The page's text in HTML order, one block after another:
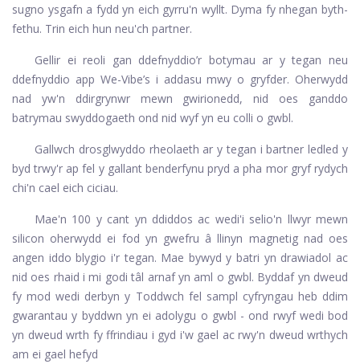
sugno ysgafn a fydd yn eich gyrru'n wyllt. Dyma fy nhegan byth-
fethu. Trin eich hun neu'ch partner.
Gellir ei reoli gan ddefnyddio’r botymau ar y tegan neu
ddefnyddio app We-Vibe’s i addasu mwy o gryfder. Oherwydd
nad yw'n ddirgrynwr mewn gwirionedd, nid oes ganddo
batrymau swyddogaeth ond nid wyf yn eu colli o gwbl.
Gallwch drosglwyddo rheolaeth ar y tegan i bartner ledled y
byd trwy'r ap fel y gallant benderfynu pryd a pha mor gryf rydych
chi'n cael eich ciciau.
Mae'n 100 y cant yn ddiddos ac wedi'i selio'n llwyr mewn
silicon oherwydd ei fod yn gwefru â llinyn magnetig nad oes
angen iddo blygio i'r tegan. Mae bywyd y batri yn drawiadol ac
nid oes rhaid i mi godi tâl arnaf yn aml o gwbl. Byddaf yn dweud
fy mod wedi derbyn y Toddwch fel sampl cyfryngau heb ddim
gwarantau y byddwn yn ei adolygu o gwbl - ond rwyf wedi bod
yn dweud wrth fy ffrindiau i gyd i'w gael ac rwy'n dweud wrthych
am ei gael hefyd